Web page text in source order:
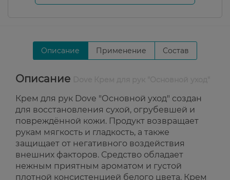
Описание Применение Состав
Описание
Крем для рук Dove "Основной уход" создан
для восстановления сухой, огрубевшей и
повреждённой кожи. Продукт возвращает
рукам мягкость и гладкость, а также
защищает от негативного воздействия
внешних факторов. Средство обладает
нежным приятным ароматом и густой
плотной консистенцией белого цвета. Крем